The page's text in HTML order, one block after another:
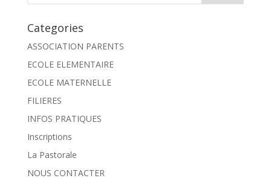
Categories
ASSOCIATION PARENTS
ECOLE ELEMENTAIRE
ECOLE MATERNELLE
FILIERES
INFOS PRATIQUES
Inscriptions
La Pastorale
NOUS CONTACTER